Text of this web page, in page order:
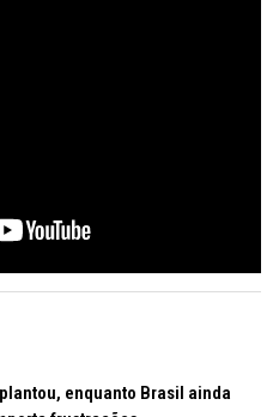
enquanto Brasil ainda